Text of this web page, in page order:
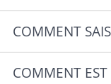
COMMENT
COMMENT